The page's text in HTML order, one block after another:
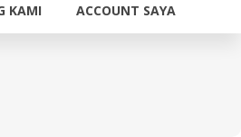
KAMI ACCOUNT SAYA